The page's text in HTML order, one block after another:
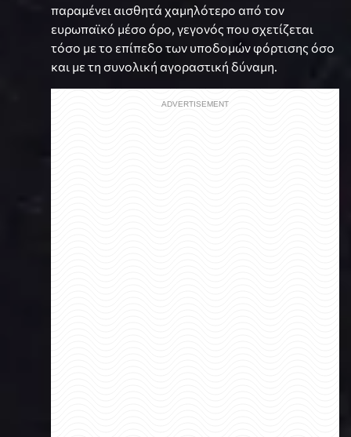
παραμένει αισθητά χαμηλότερο από τον
ευρωπαϊκό μέσο όρο, γεγονός που σχετίζεται
τόσο με το επίπεδο των υποδομών φόρτισης όσο
και με τη συνολική αγοραστική δύναμη.